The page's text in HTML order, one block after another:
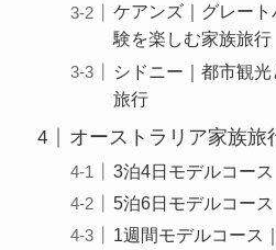
ケアンズ｜グレー
験を楽しむ家族旅行
シドニー｜都市観
旅行
オーストラリア家族旅
3泊4日モデルコー
5泊6日モデルコー
1週間モデルコース